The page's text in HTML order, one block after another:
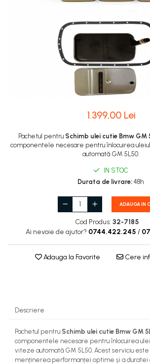
1.399,00 Lei
Pachetul pentru Schimb ulei cutie Bmw GM
componentele necesare pentru înlocuirea
automată GM 5L50.
IN STOC
Durata de livrare: 48h
ADAUGA IN
Cod Produs: 32-7185
Ai nevoie de ajutor? 0744.422.245 /
Adauga la Favorite Cere
Descriere
Pachetul pentru Schimb ulei cutie Bmw GM
componentele necesare pentru înlocuirea
viteze automată GM 5L50. Acest serviciu
menținerea performanței optime și a duratei